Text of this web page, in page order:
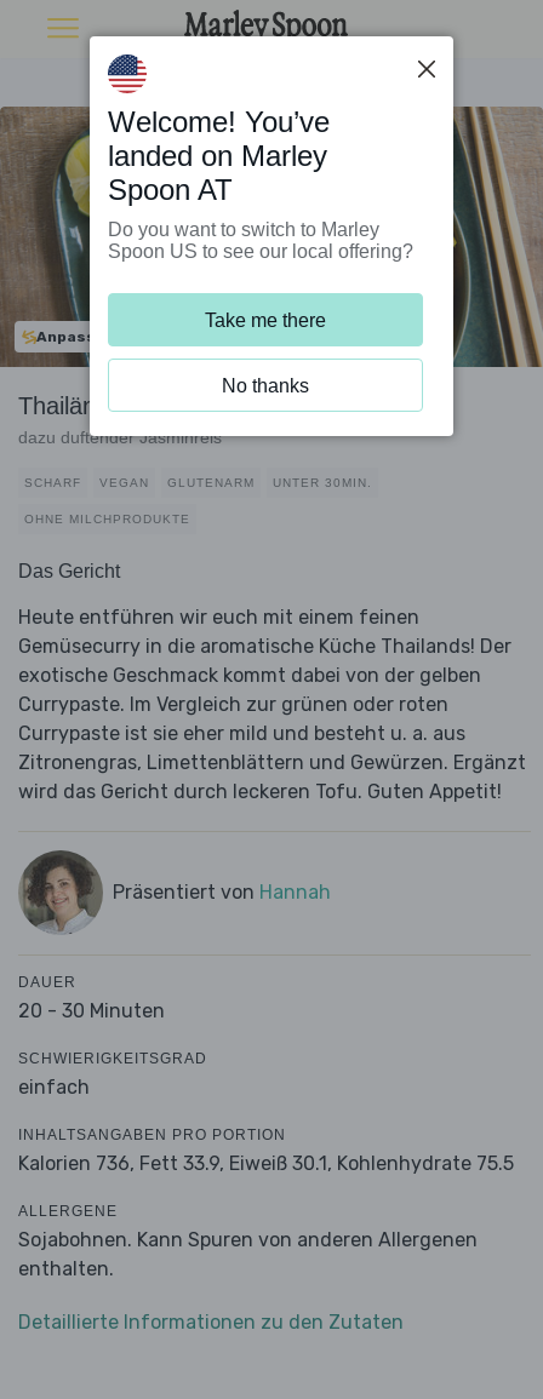
Anpassbar
Thailändisches Gemüsecurry mit Tofu
dazu duftender Jasminreis
SCHARF VEGAN GLUTENARM UNTER 30MIN.
OHNE MILCHPRODUKTE
Das Gericht
Heute entführen wir euch mit einem feinen
Gemüsecurry in die aromatische Küche Thailands! Der
exotische Geschmack kommt dabei von der gelben
Currypaste. Im Vergleich zur grünen oder roten
Currypaste ist sie eher mild und besteht u. a. aus
Zitronengras, Limettenblättern und Gewürzen. Ergänzt
wird das Gericht durch leckeren Tofu. Guten Appetit!
Präsentiert von Hannah
DAUER
20 - 30 Minuten
SCHWIERIGKEITSGRAD
einfach
INHALTSANGABEN PRO PORTION
Kalorien 736, Fett 33.9, Eiweiß 30.1, Kohlenhydrate 75.5
ALLERGENE
Sojabohnen. Kann Spuren von anderen Allergenen
enthalten.
Detaillierte Informationen zu den Zutaten
Welcome! You’ve
landed on Marley
Spoon AT
Do you want to switch to Marley
Spoon US to see our local offering?
Take me there
No thanks